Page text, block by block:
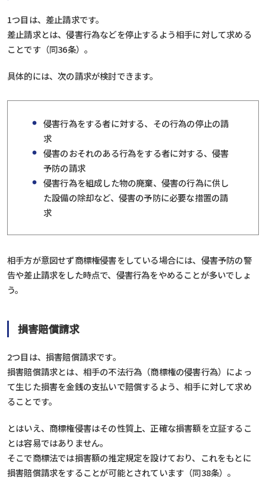
1つ目は、差止請求です。
差止請求とは、侵害行為などを停止するよう相手に対して求める
ことです（同36条）。
具体的には、次の請求が検討できます。
侵害行為をする者に対する、その行為の停止の請
求
侵害のおそれのある行為をする者に対する、侵害
予防の請求
侵害行為を組成した物の廃棄、侵害の行為に供し
た設備の除却など、侵害の予防に必要な措置の請
求
相手方が意図せず商標権侵害をしている場合には、侵害予防の警
告や差止請求をした時点で、侵害行為をやめることが多いでしょ
う。
損害賠償請求
2つ目は、損害賠償請求です。
損害賠償請求とは、相手の不法行為（商標権の侵害行為）によっ
て生じた損害を金銭の支払いで賠償するよう、相手に対して求め
ることです。
とはいえ、商標権侵害はその性質上、正確な損害額を立証するこ
とは容易ではありません。
そこで商標法では損害額の推定規定を設けており、これをもとに
損害賠償請求をすることが可能とされています（同38条）。